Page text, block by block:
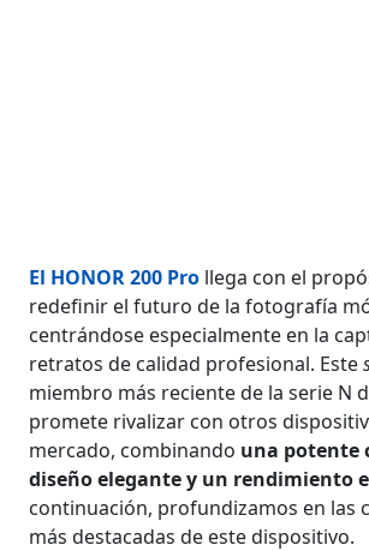
El HONOR 200 Pro llega con el
redefinir el futuro de la fotografía
centrándose especialmente en la
retratos de calidad profesional. Este
miembro más reciente de la serie N
promete rivalizar con otros
mercado, combinando una potente
diseño elegante y un rendimiento
continuación, profundizamos en las
más destacadas de este dispositivo.